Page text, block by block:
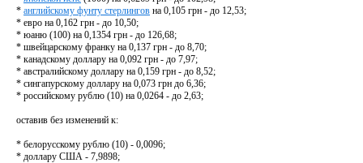
* английскому фунту стерлингов на 0,105 грн - до 12,53;
* евро на 0,162 грн - до 10,50;
* юаню (100) на 0,1354 грн - до 126,68;
* швейцарскому франку на 0,137 грн - до 8,70;
* канадскому доллару на 0,092 грн - до 7,97;
* австралийскому доллару на 0,159 грн - до 8,52;
* сингапурскому доллару на 0,073 грн до 6,36;
* российскому рублю (10) на 0,0264 - до 2,63;
оставив без изменений к:
* белорусскому рублю (10) - 0,0096;
* доллару США - 7,9898;